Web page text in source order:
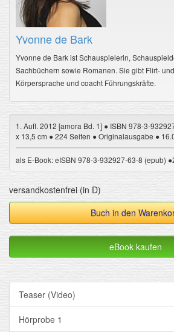
Yvonne de Bark
Yvonne de Bark ist Schauspielerin,
Sachbüchern sowie Romanen. Sie gibt Flirt-
Körpersprache und coacht Führungskräfte.
1. Aufl. 2012 [amora Bd. 1] ● ISBN 978-3-
x 13,5 cm ● 224 Seiten ● Originalausgabe ●
als E-Book: eISBN 978-3-932927-63-8 (epub)
versandkostenfrei (in D)
Buch in den
eBook kaufen
Teaser (Video)
Hörprobe 1